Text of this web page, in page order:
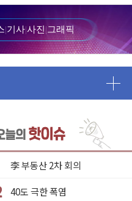
|기사|사진 |그래픽
스크·웬디스↓
李 부동산 2차 회의
40도 극한 폭염